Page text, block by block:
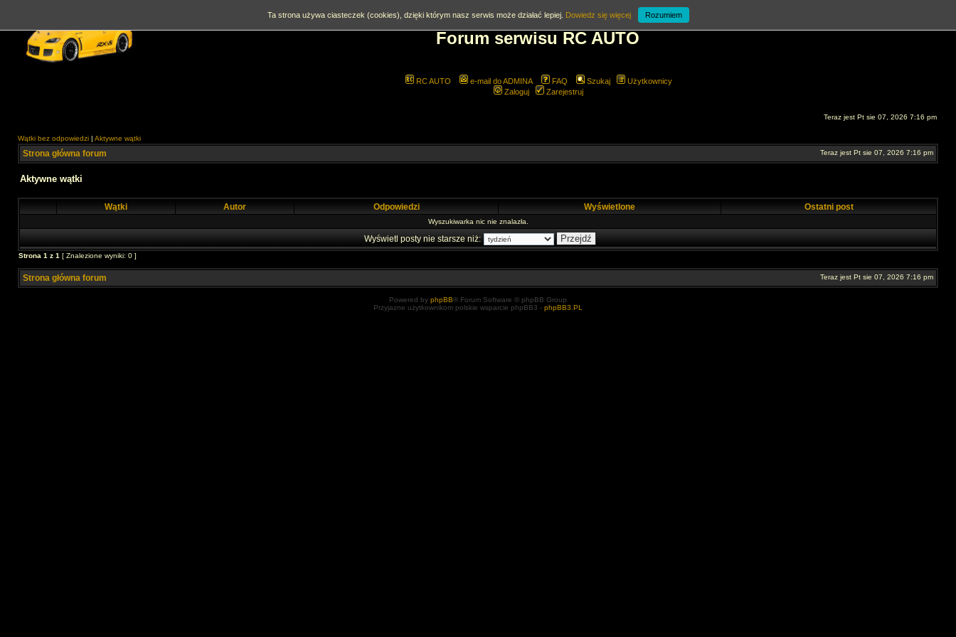
Forum serwisu RC AUTO
RC AUTO e-mail do ADMINA FAQ Szukaj
Użytkownicy
Zaloguj
Zarejestruj
Teraz jest Pt sie 07, 2026 7:16 pm
Wątki bez odpowiedzi | Aktywne wątki
Strona główna forum Teraz jest Pt sie 07, 2026 7:16 pm
Aktywne wątki
Wątki Autor Odpowiedzi Wyświetlone Ostatni post
Wyszukiwarka nic nie znalazła.
Wyświetl posty nie starsze niż:
Strona 1 z 1 [ Znalezione wyniki: 0 ]
Strona główna forum Teraz jest Pt sie 07, 2026 7:16 pm
Powered by phpBB® Forum Software © phpBB Group
Przyjazne użytkownikom polskie wsparcie phpBB3 - phpBB3.PL
Ta strona używa ciasteczek (cookies), dzięki którym nasz serwis może działać lepiej. Dowiedz się więcej Rozumiem